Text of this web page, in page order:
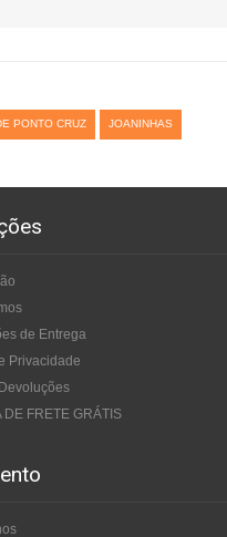
PONTO CRUZ JOANINHAS
de Entrega
Privacidade
DE FRETE GRÁTIS